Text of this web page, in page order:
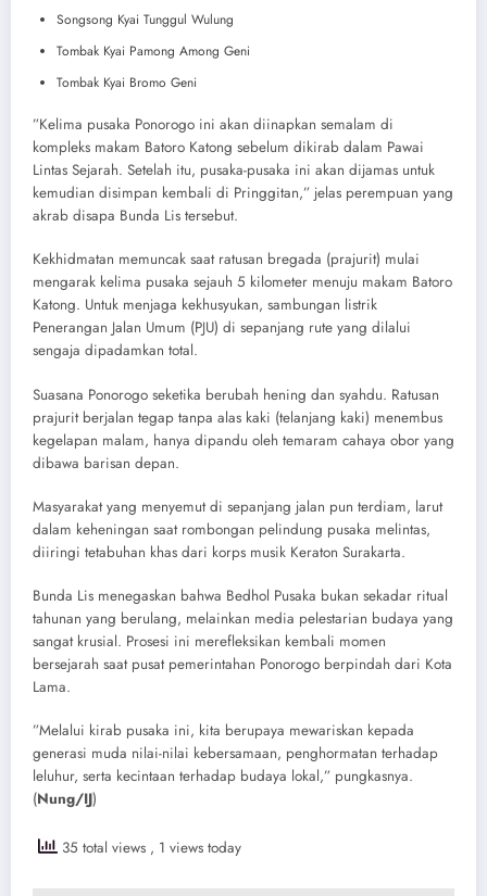
Songsong Kyai Tunggul Wulung
Tombak Kyai Pamong Among Geni
Tombak Kyai Bromo Geni
​”Kelima pusaka Ponorogo ini akan diinapkan semalam di
kompleks makam Batoro Katong sebelum dikirab dalam Pawai
Lintas Sejarah. Setelah itu, pusaka-pusaka ini akan dijamas untuk
kemudian disimpan kembali di Pringgitan,” jelas perempuan yang
akrab disapa Bunda Lis tersebut.
​Kekhidmatan memuncak saat ratusan bregada (prajurit) mulai
mengarak kelima pusaka sejauh 5 kilometer menuju makam Batoro
Katong. Untuk menjaga kekhusyukan, sambungan listrik
Penerangan Jalan Umum (PJU) di sepanjang rute yang dilalui
sengaja dipadamkan total.
​Suasana Ponorogo seketika berubah hening dan syahdu. Ratusan
prajurit berjalan tegap tanpa alas kaki (telanjang kaki) menembus
kegelapan malam, hanya dipandu oleh temaram cahaya obor yang
dibawa barisan depan.
Masyarakat yang menyemut di sepanjang jalan pun terdiam, larut
dalam keheningan saat rombongan pelindung pusaka melintas,
diiringi tetabuhan khas dari korps musik Keraton Surakarta.
​Bunda Lis menegaskan bahwa Bedhol Pusaka bukan sekadar ritual
tahunan yang berulang, melainkan media pelestarian budaya yang
sangat krusial. Prosesi ini merefleksikan kembali momen
bersejarah saat pusat pemerintahan Ponorogo berpindah dari Kota
Lama.
​”Melalui kirab pusaka ini, kita berupaya mewariskan kepada
generasi muda nilai-nilai kebersamaan, penghormatan terhadap
leluhur, serta kecintaan terhadap budaya lokal,” pungkasnya.
(Nung/IJ)
35 total views , 1 views today